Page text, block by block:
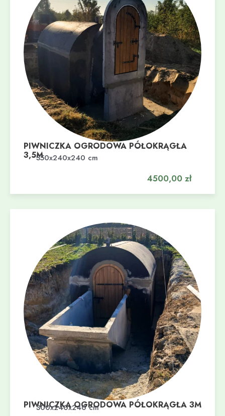
PIWNICZKA OGRODOWA PÓŁOKRĄGŁA
3,5M350x240x240 cm
4500,00 zł
Dodaj do koszyka
PIWNICZKA OGRODOWA PÓŁOKRĄGŁA 3M
300x240x240 cm
Dodaj do koszyka